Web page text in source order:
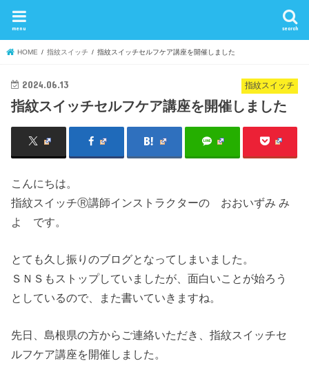
search
menu
HOME 指紋スイッチ 指紋スイッチセルフケア講座を開催しました
指紋スイッチ
2024.06.13
指紋スイッチセルフケア講座を開催しました
こんにちは。
指紋スイッチⓇ講師インストラクターの おおいずみ み
よ です。
とても久し振りのブログとなってしまいました。
ＳＮＳもストップしていましたが、面白いことが始ろう
としているので、また書いていきますね。
先日、島根県の方からご連絡いただき、指紋スイッチセ
ルフケア講座を開催しました。